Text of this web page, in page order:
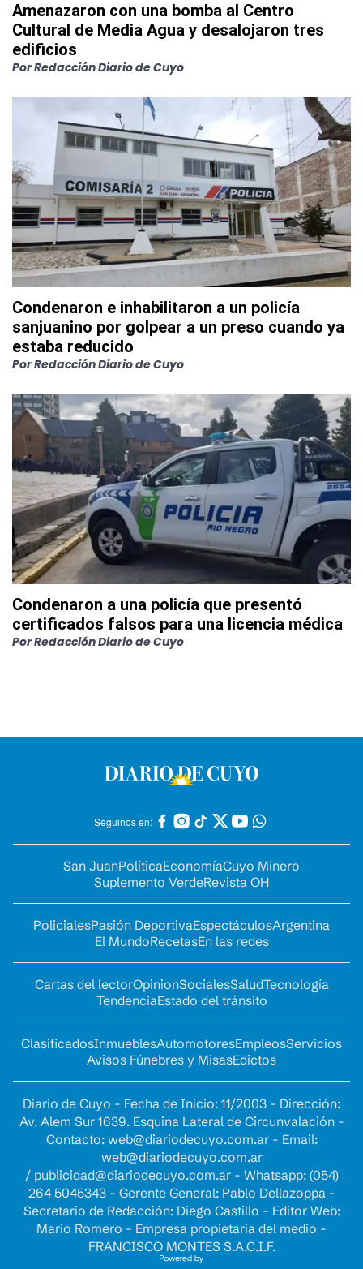
Amenazaron con una bomba al Centro
Cultural de Media Agua y desalojaron tres
edificios
PorRedacción Diario de Cuyo
Condenaron e inhabilitaron a un policía
sanjuanino por golpear a un preso cuando ya
estaba reducido
PorRedacción Diario de Cuyo
Condenaron a una policía que presentó
certificados falsos para una licencia médica
PorRedacción Diario de Cuyo
Seguinos en:
San JuanPolíticaEconomíaCuyo Minero
Suplemento VerdeRevista OH
PolicialesPasión DeportivaEspectáculosArgentina
El MundoRecetasEn las redes
Cartas del lectorOpinionSocialesSaludTecnología
TendenciaEstado del tránsito
ClasificadosInmueblesAutomotoresEmpleosServicios
Avisos Fúnebres y MisasEdictos
Diario de Cuyo - Fecha de Inicio: 11/2003 - Dirección:
Av. Alem Sur 1639. Esquina Lateral de Circunvalación -
Contacto: web@diariodecuyo.com.ar- Email:
web@diariodecuyo.com.ar
/ publicidad@diariodecuyo.com.ar- Whatsapp: (054)
264 5045343 - Gerente General: Pablo Dellazoppa -
Secretario de Redacción: Diego Castillo - Editor Web:
Mario Romero - Empresa propietaria del medio -
FRANCISCO MONTES S.A.C.I.F.